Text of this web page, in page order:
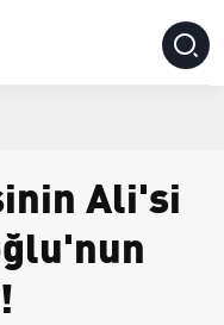
Ali'si